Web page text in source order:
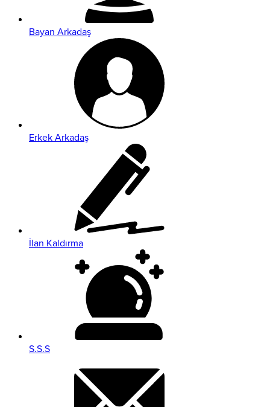
Bayan Arkadaş
Erkek Arkadaş
İlan Kaldırma
S.S.S